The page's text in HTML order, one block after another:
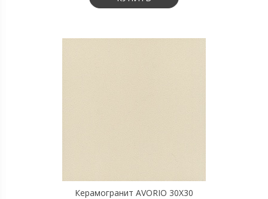
Керамогранит AVORIO 30X30